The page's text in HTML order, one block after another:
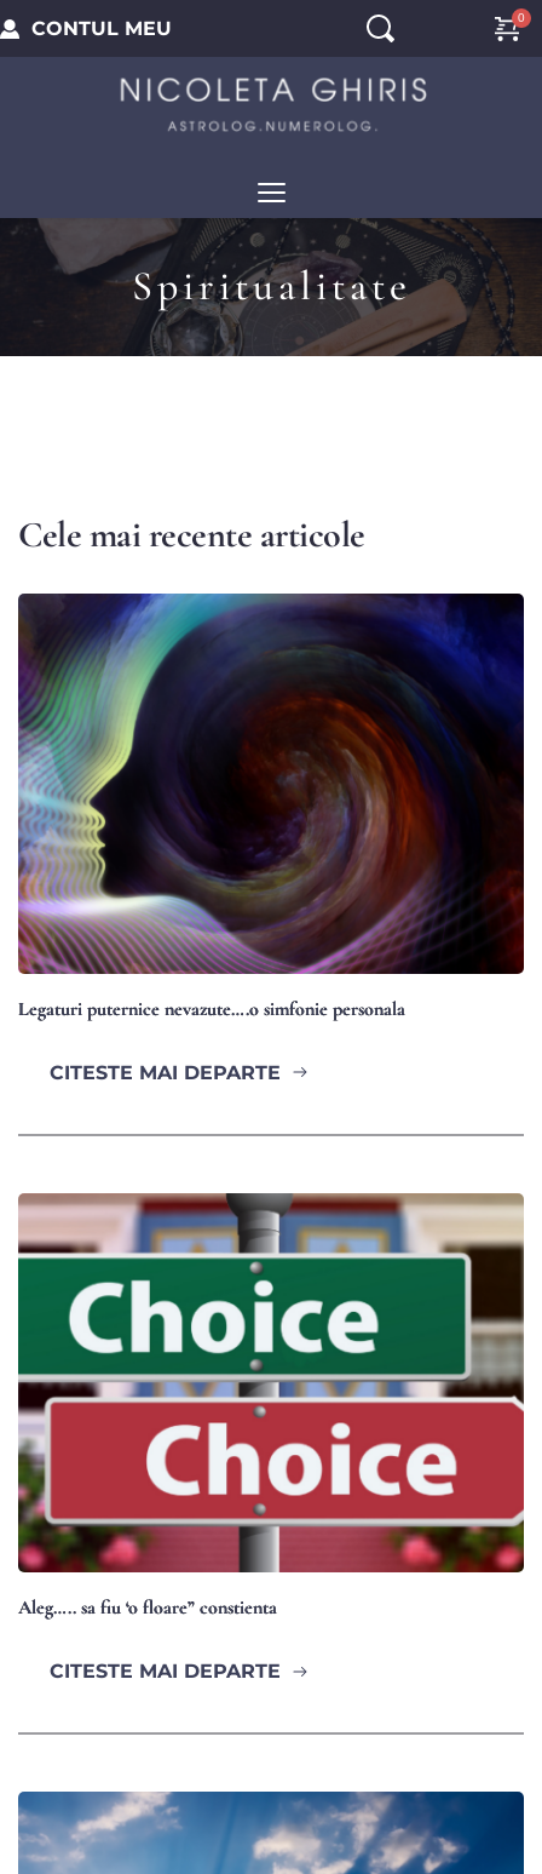
CONTUL MEU
Spiritualitate
Cele mai recente articole
Legaturi puternice nevazute….o simfonie personala
CITESTE MAI DEPARTE
Aleg….. sa fiu ‘o floare” constienta
CITESTE MAI DEPARTE